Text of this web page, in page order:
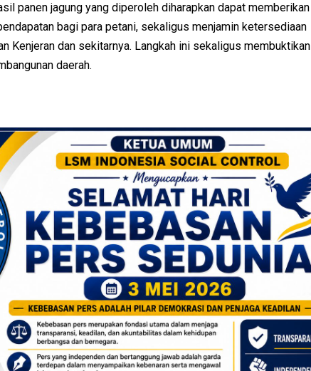
panen jagung yang diperoleh diharapkan dapat memberikan
bagi para petani, sekaligus menjamin ketersediaan
Kenjeran dan sekitarnya. Langkah ini sekaligus membuktikan
daerah.